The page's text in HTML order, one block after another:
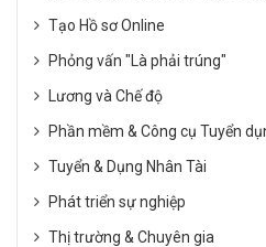
Tạo Hồ sơ Online
Phỏng vấn "Là phải trúng"
Lương và Chế độ
Phần mềm & Công cụ Tuyển
Tuyển & Dụng Nhân Tài
Phát triển sự nghiệp
Thị trường & Chuyên gia